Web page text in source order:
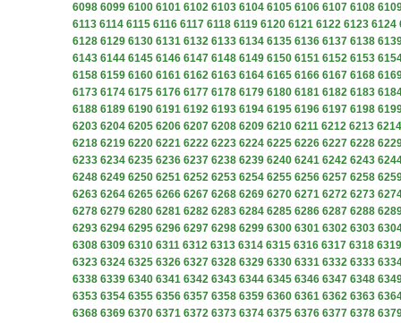
6098 6099 6100 6101 6102 6103 6104 6105 6106 6107 6108
6113 6114 6115 6116 6117 6118 6119 6120 6121 6122 6123 6124
6128 6129 6130 6131 6132 6133 6134 6135 6136 6137 6138
6143 6144 6145 6146 6147 6148 6149 6150 6151 6152 6153
6158 6159 6160 6161 6162 6163 6164 6165 6166 6167 6168
6173 6174 6175 6176 6177 6178 6179 6180 6181 6182 6183
6188 6189 6190 6191 6192 6193 6194 6195 6196 6197 6198
6203 6204 6205 6206 6207 6208 6209 6210 6211 6212 6213 6214
6218 6219 6220 6221 6222 6223 6224 6225 6226 6227 6228
6233 6234 6235 6236 6237 6238 6239 6240 6241 6242 6243
6248 6249 6250 6251 6252 6253 6254 6255 6256 6257 6258
6263 6264 6265 6266 6267 6268 6269 6270 6271 6272 6273
6278 6279 6280 6281 6282 6283 6284 6285 6286 6287 6288
6293 6294 6295 6296 6297 6298 6299 6300 6301 6302 6303
6308 6309 6310 6311 6312 6313 6314 6315 6316 6317 6318 6319
6323 6324 6325 6326 6327 6328 6329 6330 6331 6332 6333
6338 6339 6340 6341 6342 6343 6344 6345 6346 6347 6348
6353 6354 6355 6356 6357 6358 6359 6360 6361 6362 6363
6368 6369 6370 6371 6372 6373 6374 6375 6376 6377 6378